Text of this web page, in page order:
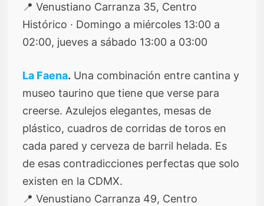
📍 Venustiano Carranza 35, Centro
Histórico · Domingo a miércoles 13:00 a
02:00, jueves a sábado 13:00 a 03:00
La Faena. Una combinación entre cantina y
museo taurino que tiene que verse para
creerse. Azulejos elegantes, mesas de
plástico, cuadros de corridas de toros en
cada pared y cerveza de barril helada. Es
de esas contradicciones perfectas que solo
existen en la CDMX.
📍 Venustiano Carranza 49, Centro